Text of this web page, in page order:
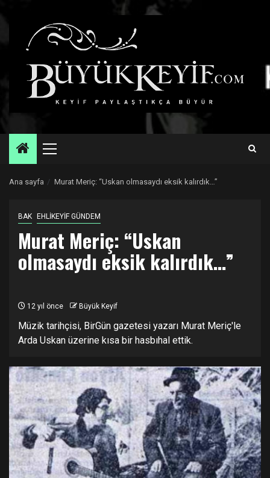
Primary
Ana sayfa Murat Meriç: “Uskan olmasaydı eksik kalırdık…”
BAK EHLİKEYİF GÜNDEM
Murat Meriç: “Uskan
olmasaydı eksik kalırdık…”
12 yıl önce Büyük Keyif
Müzik tarihçisi, BirGün gazetesi yazarı Murat Meriç'le
Arda Uskan üzerine kısa bir hasbıhal ettik.